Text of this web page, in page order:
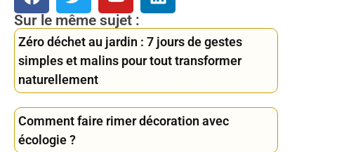
Sur le même sujet :
Zéro déchet au jardin : 7 jours de gestes
simples et malins pour tout transformer
naturellement
Comment faire rimer décoration avec
écologie ?